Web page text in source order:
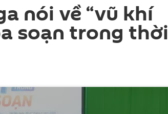
nói về “vũ khí
soạn trong thời